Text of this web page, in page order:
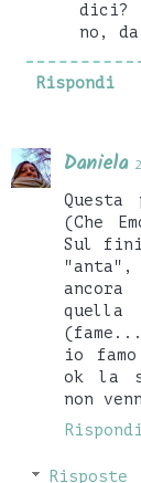
dici?
no,
Rispondi
Daniela
(Che
Sul
io
ok la
non
Rispondi
Risposte